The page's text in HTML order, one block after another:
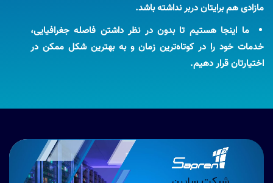
مازادی هم برایتان دربر نداشته باشد.
ما اینجا هستیم تا بدون در نظر داشتن فاصله جغرافیایی،
خدمات خود را در کوتاه‌ترین زمان و به بهترین شکل ممکن در
اختیارتان قرار دهیم.